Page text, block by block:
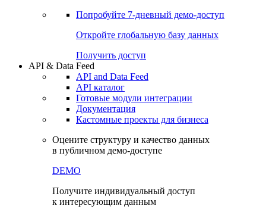
Попробуйте 7-дневный демо-доступ
Откройте глобальную базу данных
Получить доступ
API & Data Feed
API and Data Feed
API каталог
Готовые модули интеграции
Документация
Кастомные проекты для бизнеса
Оцените структуру и качество данных
в публичном демо-доступе
DEMO
Получите индивидуальный доступ
к интересующим данным